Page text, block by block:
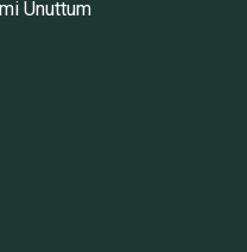
Unuttum